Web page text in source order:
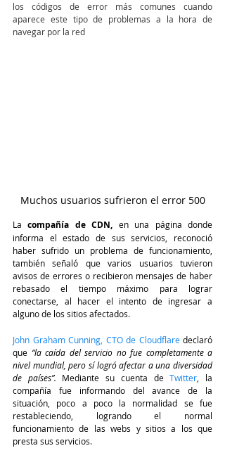
los códigos de error más comunes cuando
aparece este tipo de problemas a la hora de
navegar por la red
Muchos usuarios sufrieron el error 500
La compañía de CDN, en una página donde
informa el estado de sus servicios, reconoció
haber sufrido un problema de funcionamiento,
también señaló que varios usuarios tuvieron
avisos de errores o recibieron mensajes de haber
rebasado el tiempo máximo para lograr
conectarse, al hacer el intento de ingresar a
alguno de los sitios afectados.
John Graham Cunning, CTO de Cloudflare declaró
que “la caída del servicio no fue completamente a
nivel mundial, pero sí logró afectar a una diversidad
de países”. Mediante su cuenta de Twitter , la
compañía fue informando del avance de la
situación, poco a poco la normalidad se fue
restableciendo, logrando el normal
funcionamiento de las webs y sitios a los que
presta sus servicios.